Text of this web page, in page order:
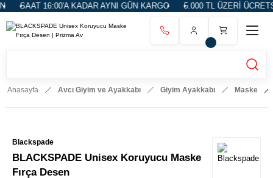
SAAT 16:00'A KADAR AYNI GÜN KARGO 5.000 TL ÜZERİ
Anasayfa Avcı Giyim ve Ayakkabı Giyim Ayakkabı Maske
Blackspade
BLACKSPADE Unisex Koruyucu Maske
Fırça Desen